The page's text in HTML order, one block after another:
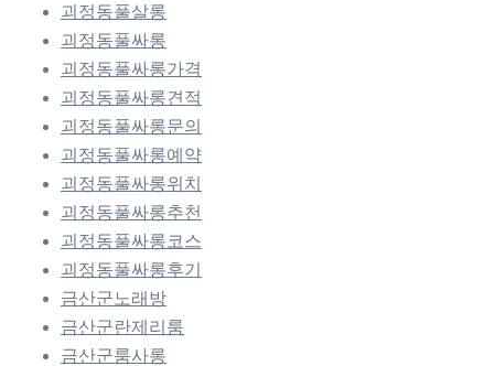
괴정동풀살롱
괴정동풀싸롱
괴정동풀싸롱가격
괴정동풀싸롱견적
괴정동풀싸롱문의
괴정동풀싸롱예약
괴정동풀싸롱위치
괴정동풀싸롱추천
괴정동풀싸롱코스
괴정동풀싸롱후기
금산군노래방
금산군란제리룸
금산군룸사롱